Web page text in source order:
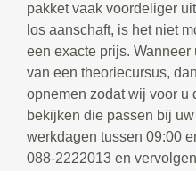
pakket vaak voordeliger
los aanschaft, is het niet
een exacte prijs.
van een theoriecursus,
opnemen zodat wij voor u
bekijken die passen bij
werkdagen tussen 09:00
088-2222013 en